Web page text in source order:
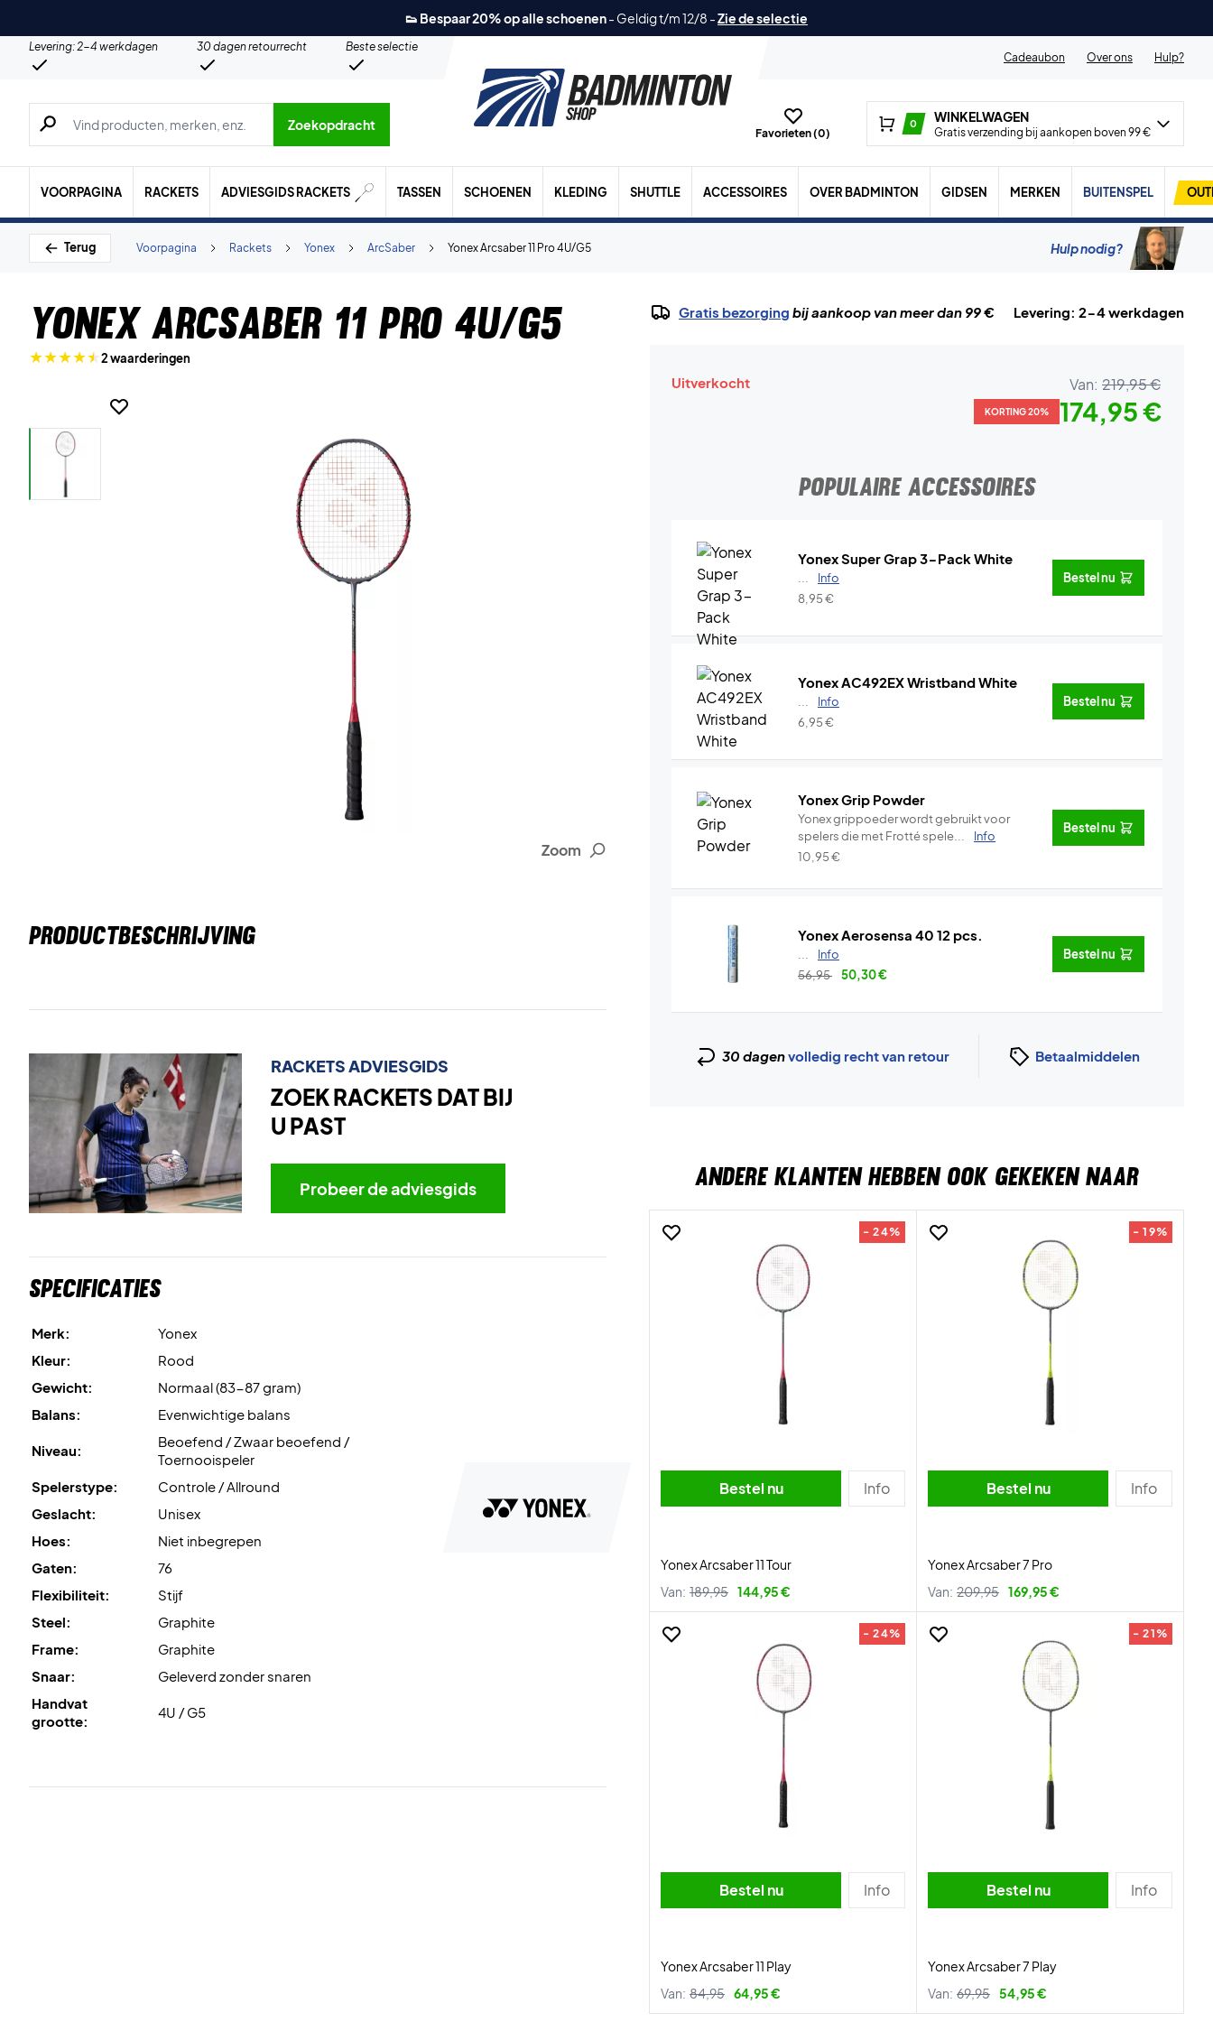
👟 Bespaar 20% op alle schoenen- Geldig t/m 12/8 -Zie de selectie
Levering: 2-4 werkdagen 30 dagen retourrecht
Beste selectie
Cadeaubon
Over ons Hulp?
Zoeken naar producten, merken etc.
Zoekopdracht
Favorieten (0)
0 WINKELWAGEN
Gratis verzending bij aankopen boven 99 €
VOORPAGINA RACKETS ADVIESGIDS RACKETS TASSEN SCHOENEN KLEDING SHUTTLE ACCESSOIRES OVER BADMINTON GIDSEN MERKEN BUITENSPEL
Terug Yonex Arcsaber 11 Pro 4U/G5
ArcSaber
Yonex
Rackets
Voorpagina Hulp nodig?
Yonex Arcsaber 11 Pro 4U/G5
2 waarderingen
Zoom
PRODUCTBESCHRIJVING
RACKETS ADVIESGIDS
ZOEK RACKETS DAT BIJ
U PAST
Probeer de adviesgids
Specificaties
Merk:
Yonex
Kleur:
Rood
Gewicht:
Normaal (83-87 gram)
Balans:
Evenwichtige balans
Niveau:
Beoefend / Zwaar beoefend /
Toernooispeler
Spelerstype:
Controle / Allround
Geslacht:
Unisex
Hoes:
Niet inbegrepen
Gaten:
76
Flexibiliteit:
Stijf
Steel:
Graphite
Frame:
Graphite
Snaar:
Geleverd zonder snaren
Handvat
grootte:
4U / G5
Gratis bezorging bij aankoop van meer dan 99 € Levering: 2-4 werkdagen
Uitverkocht Van: 219,95 €
KORTING 20% 174,95 €
POPULAIRE ACCESSOIRES
Yonex Super Grap 3-Pack White
Info
8,95€
Bestel nu
Yonex AC492EX Wristband White
Info
6,95€
Bestel nu
Yonex Grip Powder
Yonex grippoeder wordt gebruikt voor
spelers die met Frotté spele...
Info
10,95€
Bestel nu
Yonex Aerosensa 40 12 pcs.
Info
56,95
50,30€
Bestel nu
30 dagenvolledig recht van retour Betaalmiddelen
ANDERE KLANTEN HEBBEN OOK GEKEKEN NAAR
- 24%
Bestel nu Info
Yonex Arcsaber 11 Tour
Van: 189,95 144,95 €
- 19%
Bestel nu Info
Yonex Arcsaber 7 Pro
Van: 209,95 169,95 €
- 24%
Bestel nu Info
Yonex Arcsaber 11 Play
Van: 84,95 64,95 €
- 21%
Bestel nu Info
Yonex Arcsaber 7 Play
Van: 69,95 54,95 €